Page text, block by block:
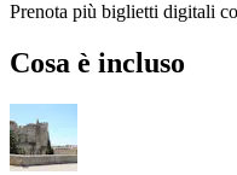
Prenota più biglietti digitali
Cosa è incluso